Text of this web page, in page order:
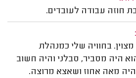
חוזה עבודה לעובדים.
בחוויה שלי כמנהלת
היה מסביר, סבלני והיה חשוב
מאה אחוז ושאצא מרוצה.